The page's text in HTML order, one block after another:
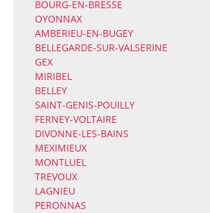
BOURG-EN-BRESSE
OYONNAX
AMBERIEU-EN-BUGEY
BELLEGARDE-SUR-VALSERINE
GEX
MIRIBEL
BELLEY
SAINT-GENIS-POUILLY
FERNEY-VOLTAIRE
DIVONNE-LES-BAINS
MEXIMIEUX
MONTLUEL
TREVOUX
LAGNIEU
PERONNAS